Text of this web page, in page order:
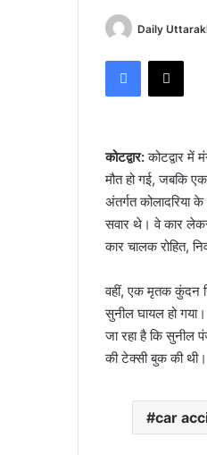
Daily
Facebook
X
कोटद्वार:कोटद्वार में
मौत हो गई, जबकि
अंतर्गत कोलादरिया
सवार थे। वे कार लेकर
कार चालक रोहित,
वहीं, एक मृतक कुंदन
सुनील घायल हो
जा रहा है कि सुनील
की टेक्सी बुक की थी।
car